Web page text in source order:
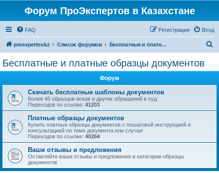
Форум ПроЭкспертов в Казахстане
FAQ Вход
Регистрация
proexpertov.kz Список форумов Бесплатные и платные образцы документов
Бесплатные и платные образцы документов
Форум
Скачать бесплатные шаблоны документов
Более 45 образцов исков и других обращений в суд
Переходов по ссылке: 41203
Платные образцы документов
Купить платные образцы документов с пошаговой инструкцией и
консультацией по теме документа или случая
Переходов по ссылке: 40264
Ваши отзывы и предложения
Оставляйте ваши отзывы и предложения в категории образцы
документов